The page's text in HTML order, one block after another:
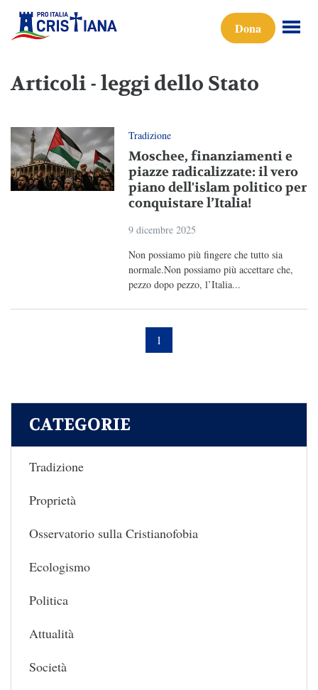
Dona
Articoli - leggi dello Stato
Tradizione
Moschee, finanziamenti e
piazze radicalizzate: il vero
piano dell'islam politico per
conquistare l’Italia!
9 dicembre 2025
Non possiamo più fingere che tutto sia
normale.Non possiamo più accettare che,
pezzo dopo pezzo, l’Italia...
1
CATEGORIE
Tradizione
Proprietà
Osservatorio sulla Cristianofobia
Ecologismo
Politica
Attualità
Società